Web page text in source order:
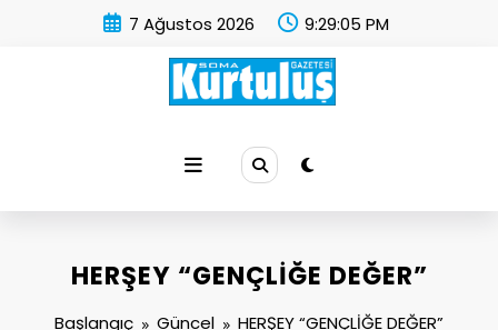
7 Ağustos 2026 9:29:06 PM
HERŞEY “GENÇLİĞE DEĞER”
Başlangıç Güncel HERŞEY “GENÇLİĞE DEĞER”